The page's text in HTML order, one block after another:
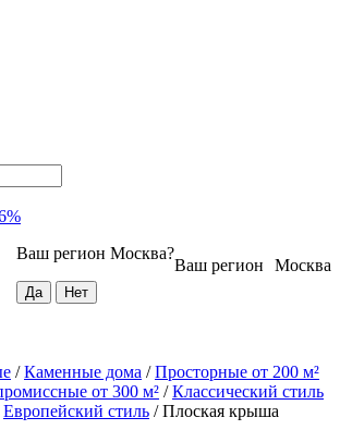
Москва
Ваш регион
Ваш регион Москва?
/Каменные дома /Просторные от 200 м²
от 300 м² /Классический стиль
Европейский стиль /Плоская крыша